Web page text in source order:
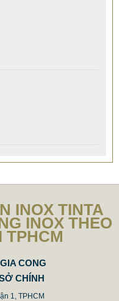
304 GIA RE
INOX TINTA
INOX THEO
TPHCM
CONG
CHÍNH
1, TPHCM